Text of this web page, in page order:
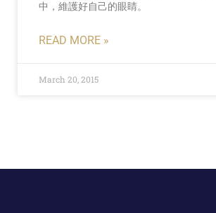
中，維護好自己的眼睛。
READ MORE »
March 20, 2015